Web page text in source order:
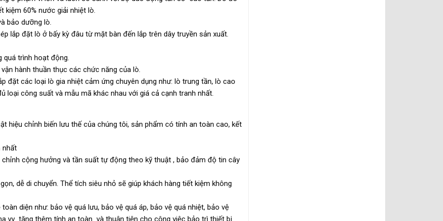
kiệm 60% nước giải nhiệt lò.
bảo dưỡng lò.
lắp đặt lò ở bấy kỳ đâu từ mặt bàn đến lắp trên dây truyền sản xuất.
quá trình hoạt động.
hành thuần thục các chức năng của lò.
đặt các loại lò gia nhiệt cảm ứng chuyên dụng như: lò trung tần, lò cao
loại công suất và mẫu mã khác nhau với giá cả cạnh tranh nhất.
hiệu chỉnh biến lưu thế của chúng tôi, sản phẩm có tính an toàn cao, kết
nhất
cộng hưởng và tần suất tự động theo kỹ thuật , bảo đảm độ tin cây
dễ di chuyển. Thể tích siêu nhỏ sẽ giúp khách hàng tiết kiệm không
diện như: bảo vệ quá lưu, bảo vệ quá áp, bảo vệ quá nhiệt, bảo vệ
vv…tăng thêm tính an toàn và thuận tiện cho công việc bảo trì thiết bị.